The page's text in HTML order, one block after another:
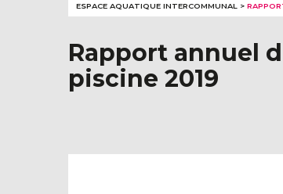
ESPACE AQUATIQUE INTERCOMMUNAL
>
Rapport annuel
piscine 2019